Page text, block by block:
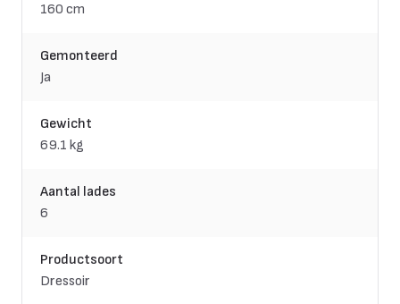
160 cm
Gemonteerd
Ja
Gewicht
69.1 kg
Aantal lades
6
Productsoort
Dressoir